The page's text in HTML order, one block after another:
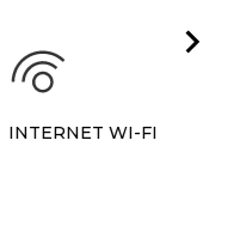
INTERNET WI-FI